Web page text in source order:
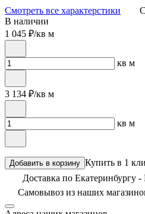
Смотреть все характерстики
В наличии
1 045 ₽/кв м
кв м
3 134 ₽/кв м
кв м
Добавить в корзину Купить в 1
Доставка по Екатеринбургу -
Самовывоз из наших